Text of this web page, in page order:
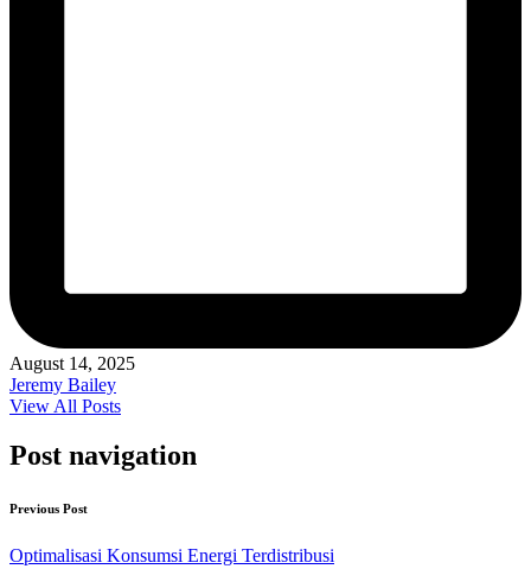
August 14, 2025
Jeremy Bailey
View All Posts
Post navigation
Previous Post
Optimalisasi Konsumsi Energi Terdistribusi